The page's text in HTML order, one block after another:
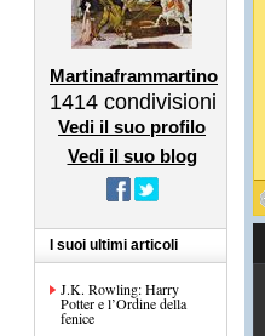
Martinaframmartino
1414 condivisioni
Vedi il suo profilo
Vedi il suo blog
I suoi ultimi articoli
J.K. Rowling: Harry
Potter e l’Ordine della
fenice